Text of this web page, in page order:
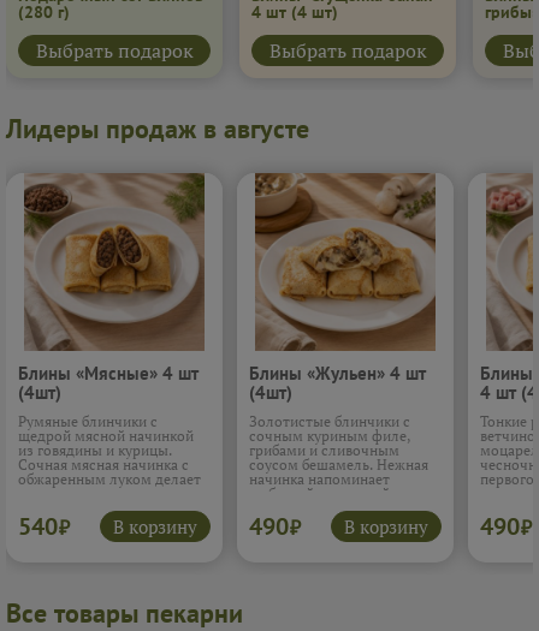
(280 г)
Выбрать подарок
4 шт (4 шт)
Выбрать подарок
Лидеры продаж в августе
Блины «Мясные» 4 шт
(4шт)
Румяные блинчики с
щедрой мясной начинкой
из говядины и курицы.
Сочная мясная начинка с
обжаренным луком делает
вкус по-настоящему
домашним и сытным. Такие
блины хочется есть не
спеша, наслаждаясь
540₽ В корзину
Блины «Жульен» 4 шт
(4шт)
Золотистые блинчики с
сочным куриным филе,
грибами и сливочным
соусом бешамель. Нежная
начинка напоминает
любимый домашний
жюльен: много грибов,
мягкая курица и
расплавленный сулугуни в
490₽ В корзину
Блины
4 шт
Тонкие
первого
нежная
490₽
Все товары пекарни